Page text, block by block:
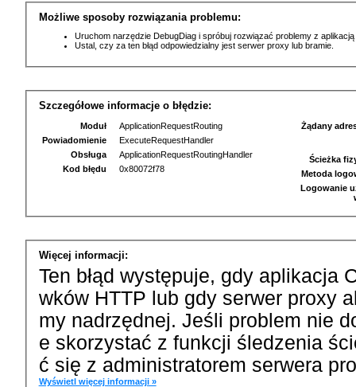
Możliwe sposoby rozwiązania problemu:
Uruchom narzędzie DebugDiag i spróbuj rozwiązać problemy z
Ustal, czy za ten błąd odpowiedzialny jest serwer proxy lub bramie.
Szczegółowe informacje o błędzie:
Moduł
ApplicationRequestRouting
Powiadomienie
ExecuteRequestHandler
Obsługa
ApplicationRequestRoutingHandler
Kod błędu
0x80072f78
Żądany
Ścieżka
Metoda
Logowanie
Więcej informacji:
Ten błąd występuje, gdy aplikacja
wków HTTP lub gdy serwer proxy
my nadrzędnej. Jeśli problem nie
e skorzystać z funkcji śledzenia
ć się z administratorem serwera
Wyświetl więcej informacji »